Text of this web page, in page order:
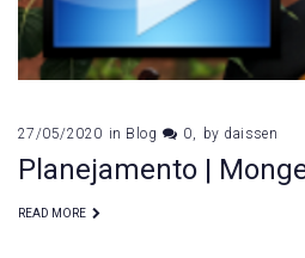
27/05/2020 in Blog 0 by daissen
Planejamento |
READ MORE